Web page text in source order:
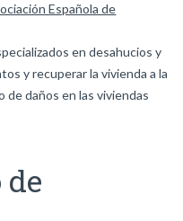
Española de
en desahucios y
y recuperar la vivienda a la
de daños en las viviendas